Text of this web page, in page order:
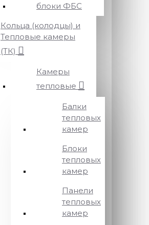
блоки ФБС
Кольца (колодцы) и
Тепловые камеры
(ТК)
Камеры
тепловые
Балки
тепловых
камер
Блоки
тепловых
камер
Панели
тепловых
камер